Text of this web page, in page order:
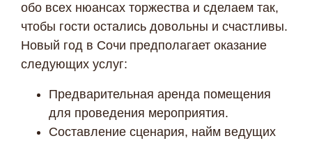
обо всех нюансах торжества и сделаем так,
чтобы гости остались довольны и счастливы.
Новый год в Сочи предполагает оказание
следующих услуг:
Предварительная аренда помещения
для проведения мероприятия.
Составление сценария, найм ведущих